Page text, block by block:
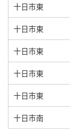
十日市東
十日市東
十日市東
十日市東
十日市東
十日市南